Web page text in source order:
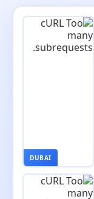
DUBAI